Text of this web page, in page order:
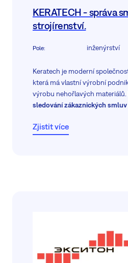
KERATECH - správa
strojírenství.
Pole: inženýrství
Keratech je moderní
která má vlastní výrobní
výrobu nehořlavých materiálů.
sledování zákaznických
Zjistit více